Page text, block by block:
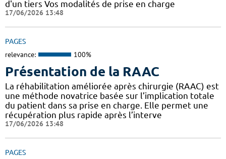
d'un tiers Vos modalités de prise en charge
17/06/2026 13:48
PAGES
relevance: 100%
Présentation de la RAAC
La réhabilitation améliorée après chirurgie (RAAC) est
une méthode novatrice basée sur l’implication totale
du patient dans sa prise en charge. Elle permet une
récupération plus rapide après l’interve
17/06/2026 13:48
PAGES